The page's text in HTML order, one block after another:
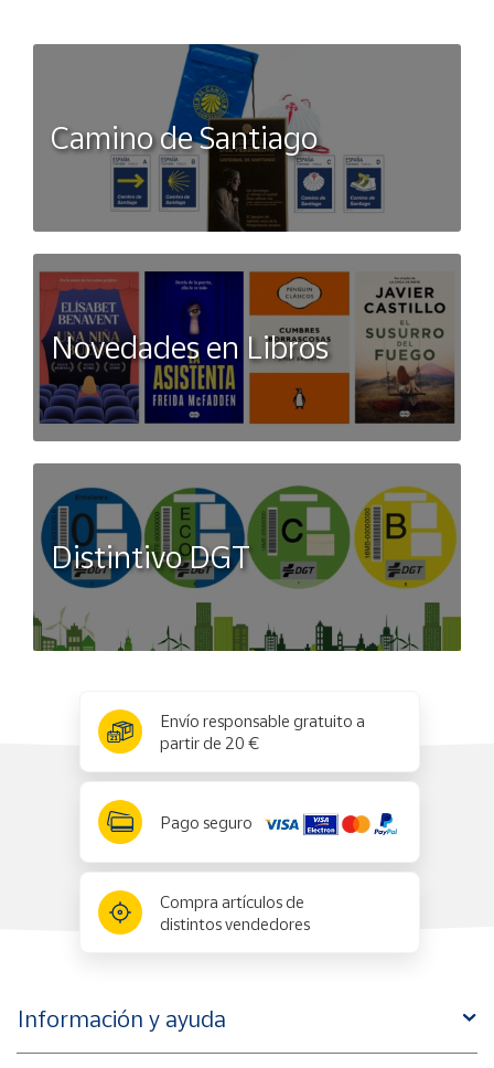
Camino de Santiago
Novedades en Libros
Distintivo DGT
Envío responsable gratuito a
partir de 20 €
Pago seguro
Compra artículos de
distintos vendedores
Información y ayuda